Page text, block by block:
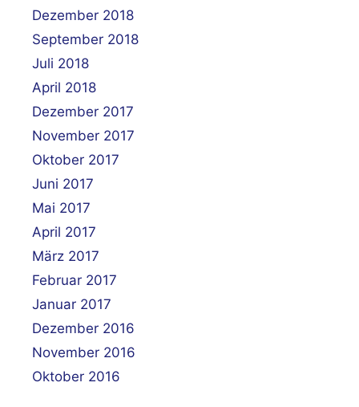
Dezember 2018
September 2018
Juli 2018
April 2018
Dezember 2017
November 2017
Oktober 2017
Juni 2017
Mai 2017
April 2017
März 2017
Februar 2017
Januar 2017
Dezember 2016
November 2016
Oktober 2016